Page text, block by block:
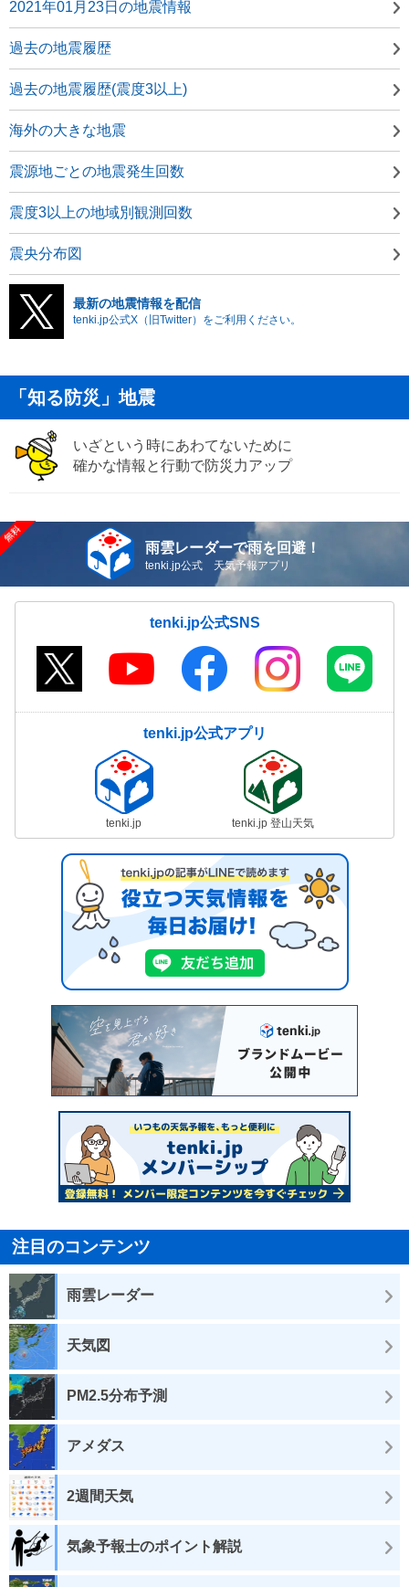
2021年01月23日の地震情報
過去の地震履歴
過去の地震履歴(震度3以上)
海外の大きな地震
震源地ごとの地震発生回数
震度3以上の地域別観測回数
震央分布図
最新の地震情報を配信
tenki.jp公式X（旧Twitter）をご利用ください。
「知る防災」地震
いざという時にあわてないために
確かな情報と行動で防災力アップ
雨雲レーダーで雨を回避！
tenki.jp公式 天気予報アプリ
tenki.jp公式SNS
tenki.jp公式アプリ
tenki.jp tenki.jp 登山天気
注目のコンテンツ
雨雲レーダー
天気図
PM2.5分布予測
アメダス
2週間天気
気象予報士のポイント解説